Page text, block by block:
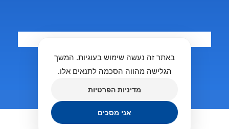
Copyright 2025 © Rent a Phone
באתר זה נעשה שימוש בעוגיות. המשך
הגלישה מהווה הסכמה לתנאים אלו.
מדיניות הפרטיות
אני מסכים